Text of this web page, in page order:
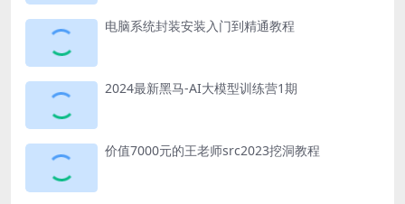
电脑系统封装安装入门到精通教程
2024最新黑马-AI大模型训练营1期
价值7000元的王老师src2023挖洞教程